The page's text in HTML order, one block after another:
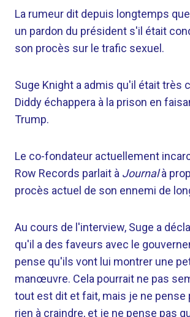
La rumeur dit depuis longtemps
un pardon du président s'il était
son procès sur le trafic sexuel.
Suge Knight a admis qu'il était très
Diddy échappera à la prison en
Trump.
Le co-fondateur actuellement
Row Records parlait à Journalà
procès actuel de son ennemi de
Au cours de l'interview, Suge a
qu'il a des faveurs avec le
pense qu'ils vont lui montrer une
manœuvre. Cela pourrait ne pas
tout est dit et fait, mais je ne pense
rien à craindre, et je ne pense pas